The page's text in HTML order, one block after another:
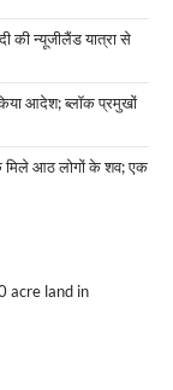
की न्यूजीलैंड यात्रा से
आदेश; ब्लॉक प्रमुखों
मिले आठ लोगों के शव; एक
acre land in